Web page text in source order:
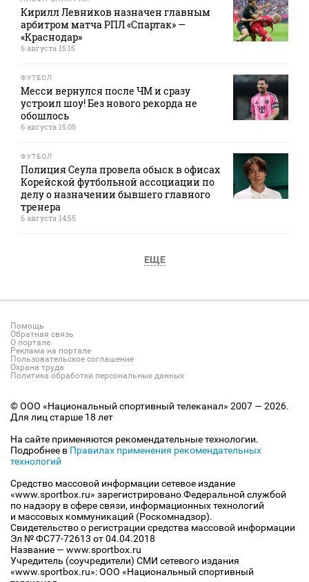
Кирилл Левников назначен главным
арбитром матча РПЛ «Спартак» —
«Краснодар»
6 августа 15:15
ФУТБОЛ
Месси вернулся после ЧМ и сразу
устроил шоу! Без нового рекорда не
обошлось
6 августа 15:05
ФУТБОЛ
Полиция Сеула провела обыск в офисах
Корейской футбольной ассоциации по
делу о назначении бывшего главного
тренера
6 августа 14:55
ЕЩЕ
Помощь
Обратная связь
О портале
Реклама на портале
Пользовательское соглашение
Охрана труда
Политика обработки персональных данных
© ООО «Национальный спортивный телеканал» 2007 — 2026.
Для лиц старше 18 лет
На сайте применяются рекомендательные технологии.
Подробнее в Правилах применения рекомендательных
технологий
Средство массовой информации сетевое издание
«www.sportbox.ru» зарегистрировано Федеральной службой
по надзору в сфере связи, информационных технологий
и массовых коммуникаций (Роскомнадзор).
Свидетельство о регистрации средства массовой информации
Эл № ФС77-72613 от 04.04.2018
Название — www.sportbox.ru
Учредитель (соучредители) СМИ сетевого издания
«www.sportbox.ru»: ООО «Национальный спортивный